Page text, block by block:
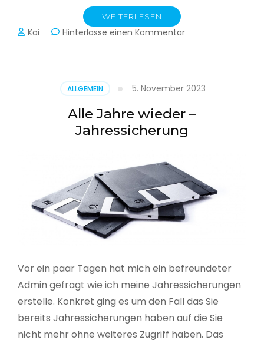
WEITERLESEN
Kai Hinterlasse einen Kommentarzu
ALLGEMEIN 5. November 2023
Alle Jahre wieder –
Jahressicherung
Vor ein paar Tagen hat mich ein befreundeter
Admin gefragt wie ich meine Jahressicherungen
erstelle. Konkret ging es um den Fall das Sie
bereits Jahressicherungen haben auf die Sie
nicht mehr ohne weiteres Zugriff haben. Das